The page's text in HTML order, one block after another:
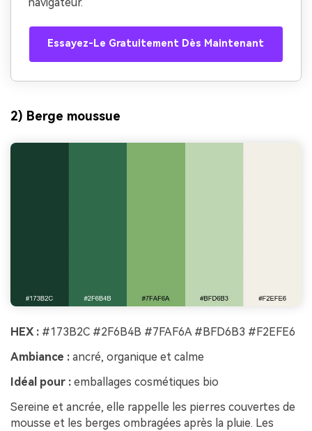
Essayez-Le Gratuitement Dès Maintenant
2) Berge moussue
HEX : #173B2C #2F6B4B #7FAF6A #BFD6B3 #F2EFE6
Ambiance : ancré, organique et calme
Idéal pour : emballages cosmétiques bio
Sereine et ancrée, elle rappelle les pierres couvertes de
mousse et les berges ombragées après la pluie. Les